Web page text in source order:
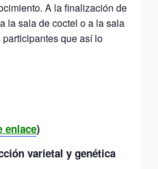
A la finalización de
la sala de coctel o a la sala
que así lo
enlace)
varietal y genética